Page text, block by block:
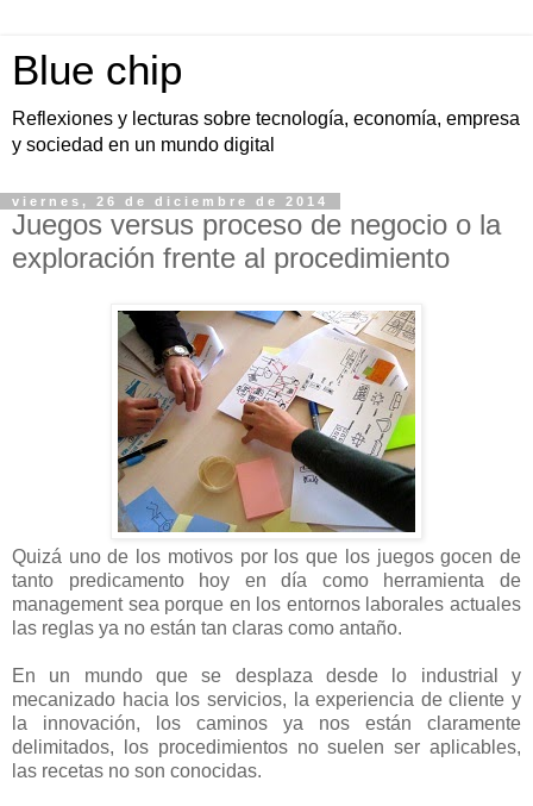
Blue chip
Reflexiones y lecturas sobre tecnología, economía, empresa
y sociedad en un mundo digital
viernes, 26 de diciembre de 2014
Juegos versus proceso de negocio o la
exploración frente al procedimiento
Quizá uno de los motivos por los que los juegos gocen de
tanto predicamento hoy en día como herramienta de
management sea porque en los entornos laborales actuales
las reglas ya no están tan claras como antaño.
En un mundo que se desplaza desde lo industrial y
mecanizado hacia los servicios, la experiencia de cliente y
la innovación, los caminos ya nos están claramente
delimitados, los procedimientos no suelen ser aplicables,
las recetas no son conocidas.